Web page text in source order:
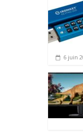
6 juin